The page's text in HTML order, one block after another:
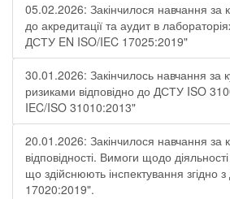
05.02.2026: Закінчилося навчання за
до акредитації та аудит в
ДСТУ EN ISO/IEC 17025:2019"
30.01.2026: Закінчилось навчання за
ризиками відповідно до ДСТУ ISO
IEC/ISO 31010:2013"
20.01.2026: Закінчилося навчання за
відповідності. Вимоги щодо діяльності
що здійснюють інспектування згідно
17020:2019".